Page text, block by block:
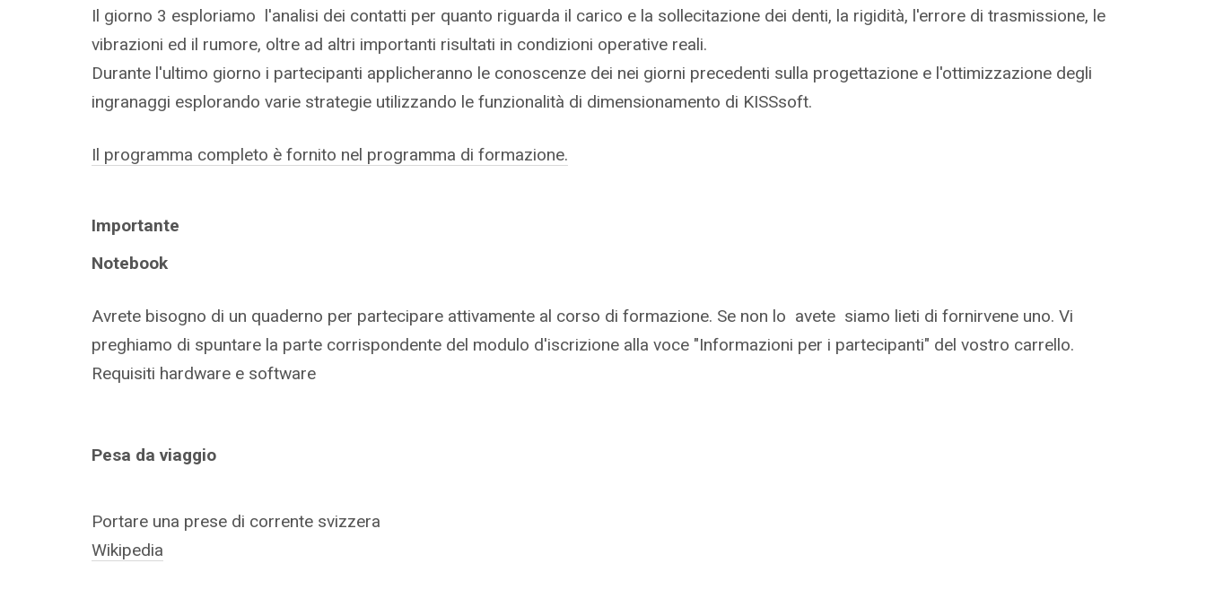
Il giorno 3 esploriamo l'analisi dei contatti per quanto riguarda il carico e la sollecitazione dei denti, la rigidità, l'errore di trasmissione, le
vibrazioni ed il rumore, oltre ad altri importanti risultati in condizioni operative reali.
Durante l'ultimo giorno i partecipanti applicheranno le conoscenze dei nei giorni precedenti sulla progettazione e l'ottimizzazione degli
ingranaggi esplorando varie strategie utilizzando le funzionalità di dimensionamento di KISSsoft.
Il programma completo è fornito nel programma di formazione.
Importante
Notebook
Avrete bisogno di un quaderno per partecipare attivamente al corso di formazione. Se non lo avete siamo lieti di fornirvene uno. Vi
preghiamo di spuntare la parte corrispondente del modulo d'iscrizione alla voce "Informazioni per i partecipanti" del vostro carrello.
Requisiti hardware e software
Pesa da viaggio
Portare una prese di corrente svizzera
Wikipedia